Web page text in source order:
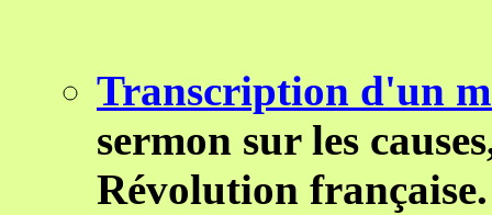
Transcription d'un
sermon sur les
Révolution française.